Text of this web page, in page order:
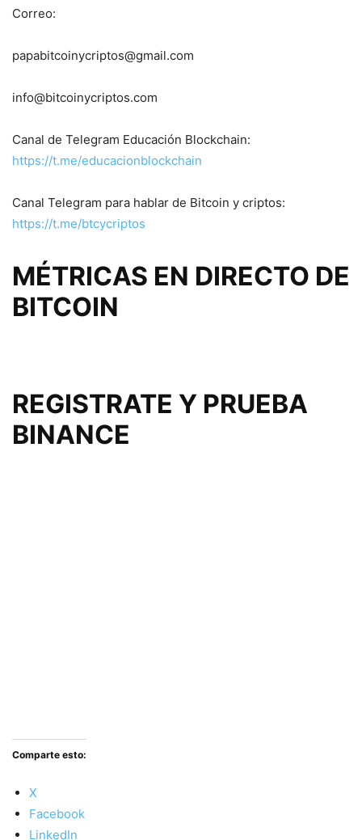
Correo:
papabitcoinycriptos@gmail.com
info@bitcoinycriptos.com
Canal de Telegram Educación Blockchain:
https://t.me/educacionblockchain
Canal Telegram para hablar de Bitcoin y criptos:
https://t.me/btcycriptos
MÉTRICAS EN DIRECTO DE
BITCOIN
REGISTRATE Y PRUEBA
BINANCE
Comparte esto:
X
Facebook
LinkedIn